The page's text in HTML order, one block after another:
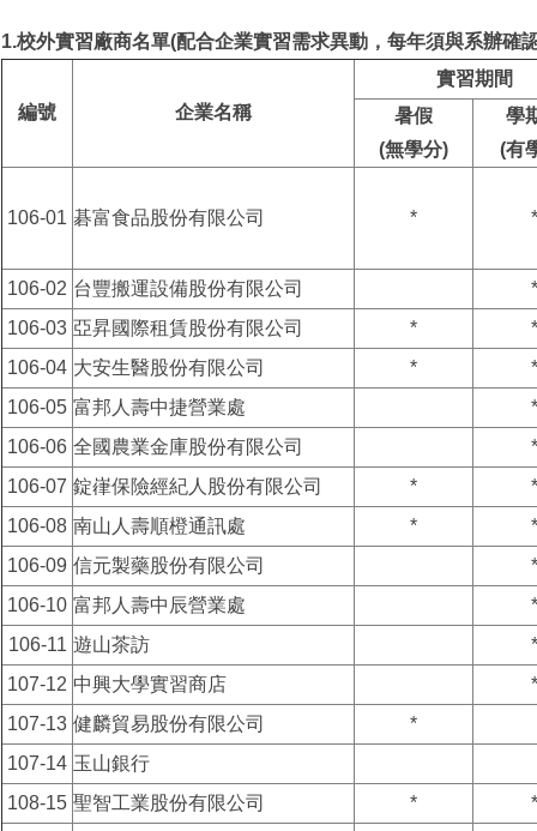
1.校外實習廠商名單(配合企業實習需求異動，每年須與系辦確
編號 企業名稱
實習期間
暑假
(無學分)
學
(有
106-01 碁富食品股份有限公司 * *
106-02 台豐搬運設備股份有限公司
*
106-03 亞昇國際租賃股份有限公司 *
*
106-04 大安生醫股份有限公司 *
*
106-05 富邦人壽中捷營業處
*
106-06 全國農業金庫股份有限公司
*
106-07 錠嵂保險經紀人股份有限公司 *
*
106-08 南山人壽順橙通訊處 *
*
106-09 信元製藥股份有限公司
*
106-10 富邦人壽中辰營業處
*
106-11 遊山茶訪
*
107-12 中興大學實習商店
*
107-13 健麟貿易股份有限公司
*
107-14 玉山銀行
108-15 聖智工業股份有限公司 *
*